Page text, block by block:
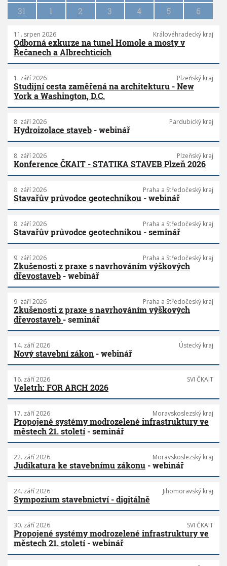
31
1 2 3 4 5 6
11. srpen 2026 Královéhradecký kraj
Odborná exkurze na tunel Homole a mosty v
Řečanech a Albrechticích
1. září 2026 Plzeňský kraj
Studijní cesta zaměřená na architekturu - New
York a Washington, D.C.
8. září 2026 Pardubický kraj
Hydroizolace staveb - webinář
8. září 2026 Plzeňský kraj
Konference ČKAIT - STATIKA STAVEB Plzeň 2026
8. září 2026 Praha a Středočeský kraj
Stavařův průvodce geotechnikou - webinář
8. září 2026 Praha a Středočeský kraj
Stavařův průvodce geotechnikou - seminář
9. září 2026 Praha a Středočeský kraj
Zkušenosti z praxe s navrhováním výškových
dřevostaveb - webinář
9. září 2026 Praha a Středočeský kraj
Zkušenosti z praxe s navrhováním výškových
dřevostaveb - seminář
14. září 2026 Ústecký kraj
Nový stavební zákon - webinář
16. září 2026 SVI ČKAIT
Veletrh: FOR ARCH 2026
17. září 2026 Moravskoslezský kraj
Propojené systémy modrozelené infrastruktury ve
městech 21. století- seminář
22. září 2026 Moravskoslezský kraj
Judikatura ke stavebnímu zákonu - webinář
24. září 2026 Jihomoravský kraj
Sympozium stavebnictví - digitálně
30. září 2026 SVI ČKAIT
Propojené systémy modrozelené infrastruktury ve
městech 21. století- webinář